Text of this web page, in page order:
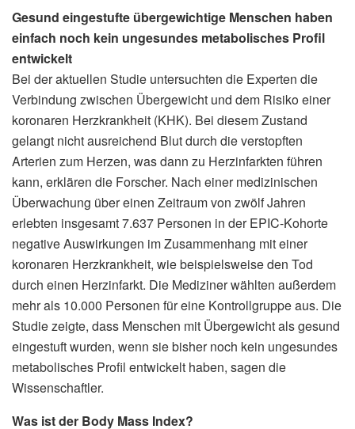
Gesund eingestufte übergewichtige Menschen haben
einfach noch kein ungesundes metabolisches Profil
entwickelt
Bei der aktuellen Studie untersuchten die Experten die
Verbindung zwischen Übergewicht und dem Risiko einer
koronaren Herzkrankheit (KHK). Bei diesem Zustand
gelangt nicht ausreichend Blut durch die verstopften
Arterien zum Herzen, was dann zu Herzinfarkten führen
kann, erklären die Forscher. Nach einer medizinischen
Überwachung über einen Zeitraum von zwölf Jahren
erlebten insgesamt 7.637 Personen in der EPIC-Kohorte
negative Auswirkungen im Zusammenhang mit einer
koronaren Herzkrankheit, wie beispielsweise den Tod
durch einen Herzinfarkt. Die Mediziner wählten außerdem
mehr als 10.000 Personen für eine Kontrollgruppe aus. Die
Studie zeigte, dass Menschen mit Übergewicht als gesund
eingestuft wurden, wenn sie bisher noch kein ungesundes
metabolisches Profil entwickelt haben, sagen die
Wissenschaftler.
Was ist der Body Mass Index?